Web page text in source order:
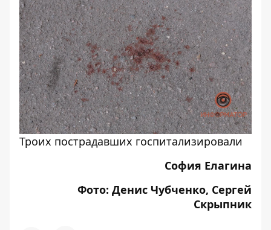
Троих пострадавших госпитализировали
София Елагина
Фото: Денис Чубченко, Сергей
Скрыпник